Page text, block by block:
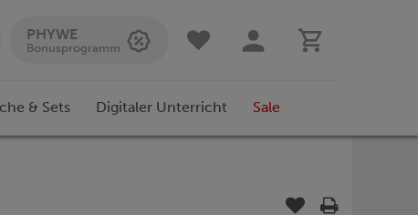
PHYWE
Bonusprogramm
& Sets Digitaler Unterricht Sale